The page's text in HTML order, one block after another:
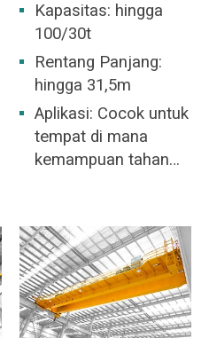
Kapasitas: hingga
100/30t
Rentang Panjang:
hingga 31,5m
Aplikasi: Cocok untuk
tempat di mana
kemampuan tahan
tingkat IIB atau IIC,
dan kelompok suhu
pengapian adalah
kelompok gas mudah
terbakar T1-T4 atau